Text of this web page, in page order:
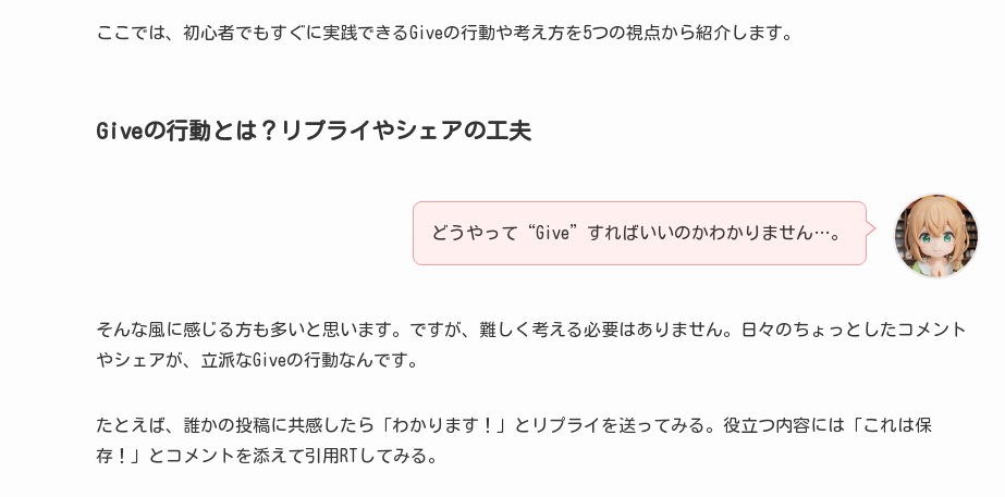
ここでは、初心者でもすぐに実践できるGiveの行動や考え方を5つの視点から紹介します。
Giveの行動とは？リプライやシェアの工夫
どうやって“Give”すればいいのかわかりません…。
そんな風に感じる方も多いと思います。ですが、難しく考える必要はありません。日々のちょっとしたコメント
やシェアが、立派なGiveの行動なんです。
たとえば、誰かの投稿に共感したら「わかります！」とリプライを送ってみる。役立つ内容には「これは保
存！」とコメントを添えて引用RTしてみる。